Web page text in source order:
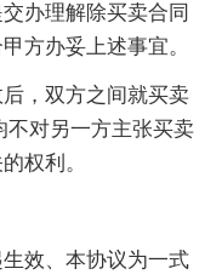
办理解除买卖合同
方办妥上述事宜。
，双方之间就买卖
不对另一方主张买卖
权利。
效、本协议为一式